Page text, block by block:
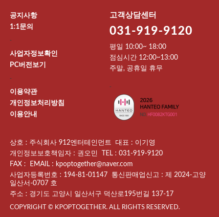
공지사항
1:1문의
-
사업자정보확인
PC버전보기
-
이용약관
개인정보처리방침
이용안내
고객상담센터
031-919-9120
평일 10:00~ 18:00
점심시간 12:00~13:00
주말, 공휴일 휴무
-
상호 : 주식회사 912엔터테인먼트 대표 : 이기영
개인정보보호책임자 : 권오민 TEL : 031-919-9120
FAX : EMAIL : kpoptogether@naver.com
사업자등록번호 : 194-81-01147 통신판매업신고 : 제 2024-고양
일산서-0707 호
주소 : 경기도 고양시 일산서구 덕산로195번길 137-17
COPYRIGHT © KPOPTOGETHER. ALL RIGHTS RESERVED.